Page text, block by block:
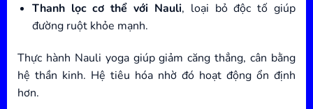
Thanh lọc cơ thể với Nauli, loại bỏ độc tố giúp
đường ruột khỏe mạnh.
Thực hành Nauli yoga giúp giảm căng thẳng, cân bằng
hệ thần kinh. Hệ tiêu hóa nhờ đó hoạt động ổn định
hơn.